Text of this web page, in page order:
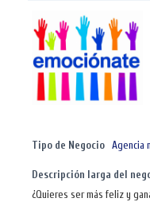
Tipo de Negocio Agencia
Descripción larga del
¿Quieres ser más feliz y